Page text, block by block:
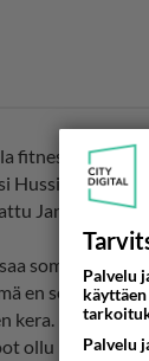
fitness-Hussilla
Hussi tekee
Janni Hussin
en selviäis
kera.
ollu
Palvelu
Palvelu